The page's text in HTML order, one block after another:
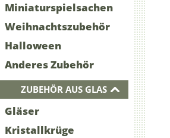
Miniaturspielsachen
Weihnachtszubehör
Halloween
Anderes Zubehör
ZUBEHÖR AUS GLAS
Gläser
Kristallkrüge